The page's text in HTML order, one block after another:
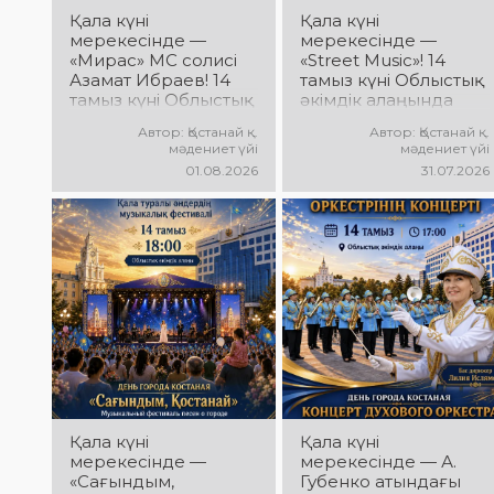
Қала күні
мерекесінде —
«Мирас» МС солисі
Азамат Ибраев! 14
тамыз күні Облыстық
Азамат Ибраевтың
бағдарламасы өтеді!
Сіздерді сүйікті
әндер, жарқын
орындау, қуатты
энергия мен көтеріңкі
мерекелік көңіл күй
күтеді!
Автор: Қостанай қ.
мәдениет үйі
01.08.2026
Қала күні
мерекесінде —
«Street Music»! 14
тамыз күні Облыстық
әкімдік алаңында
ұжымдарының
«Street Music»
бағдарламасы өтеді!
Сіздерді заманауи
музыка, жарқын
орындаулар, қуатты
энергия мен көтеріңкі
мерекелік көңіл күй
күтеді!
Автор: Қостанай қ.
мәдениет үйі
31.07.2026
Қала күні
мерекесінде —
«Сағындым,
Қала күні
мерекесінде — А.
Губенко атындағы